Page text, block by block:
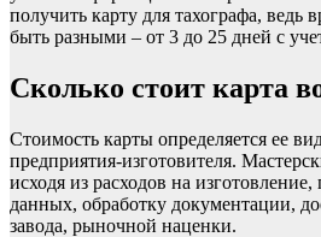
получить карту для тахографа, ведь
быть разными – от 3 до 25 дней с
Сколько стоит карта
Стоимость карты определяется ее
предприятия-изготовителя.
исходя из расходов на
данных, обработку документации,
завода, рыночной наценки.